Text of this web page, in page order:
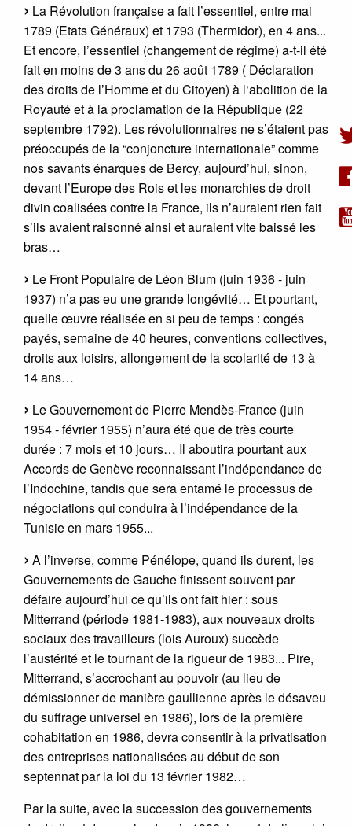
La Révolution française a fait l’essentiel, entre mai
1789 (Etats Généraux) et 1793 (Thermidor), en 4 ans...
Et encore, l’essentiel (changement de régime) a-t-il été
fait en moins de 3 ans du 26 août 1789 ( Déclaration
des droits de l’Homme et du Citoyen) à l‘abolition de la
Royauté et à la proclamation de la République (22
septembre 1792). Les révolutionnaires ne s’étaient pas
préoccupés de la “conjoncture internationale” comme
nos savants énarques de Bercy, aujourd’hui, sinon,
devant l’Europe des Rois et les monarchies de droit
divin coalisées contre la France, ils n’auraient rien fait
s’ils avaient raisonné ainsi et auraient vite baissé les
bras…
Le Front Populaire de Léon Blum (juin 1936 - juin
1937) n’a pas eu une grande longévité… Et pourtant,
quelle œuvre réalisée en si peu de temps : congés
payés, semaine de 40 heures, conventions collectives,
droits aux loisirs, allongement de la scolarité de 13 à
14 ans…
Le Gouvernement de Pierre Mendès-France (juin
1954 - février 1955) n’aura été que de très courte
durée : 7 mois et 10 jours… Il aboutira pourtant aux
Accords de Genève reconnaissant l’indépendance de
l’Indochine, tandis que sera entamé le processus de
négociations qui conduira à l’indépendance de la
Tunisie en mars 1955...
A l’inverse, comme Pénélope, quand ils durent, les
Gouvernements de Gauche finissent souvent par
défaire aujourd’hui ce qu’ils ont fait hier : sous
Mitterrand (période 1981-1983), aux nouveaux droits
sociaux des travailleurs (lois Auroux) succède
l’austérité et le tournant de la rigueur de 1983... Pire,
Mitterrand, s’accrochant au pouvoir (au lieu de
démissionner de manière gaullienne après le désaveu
du suffrage universel en 1986), lors de la première
cohabitation en 1986, devra consentir à la privatisation
des entreprises nationalisées au début de son
septennat par la loi du 13 février 1982…
Par la suite, avec la succession des gouvernements